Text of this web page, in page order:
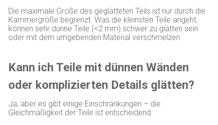
Die maximale Größe des geglätteten Teils ist nur durch die
Kammergröße begrenzt. Was die kleinsten Teile angeht,
können sehr dünne Teile (<2 mm) schwer zu glätten sein
oder mit dem umgebenden Material verschmelzen.
Kann ich Teile mit dünnen Wänden
oder komplizierten Details glätten?
Ja, aber es gibt einige Einschränkungen – die
Gleichmäßigkeit der Teile ist entscheidend.